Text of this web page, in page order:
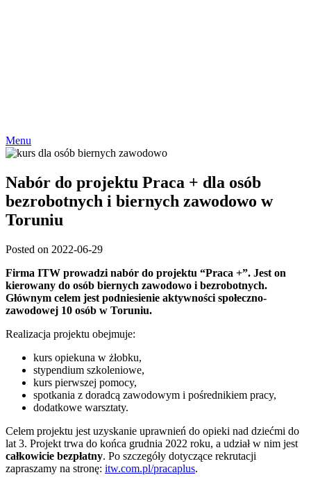
Menu
Nabór do projektu Praca + dla osób
bezrobotnych i biernych zawodowo w
Toruniu
Posted on 2022-06-29
Firma ITW prowadzi nabór do projektu “Praca +”. Jest on
kierowany do osób biernych zawodowo i bezrobotnych.
Głównym celem jest podniesienie aktywności społeczno-
zawodowej 10 osób w Toruniu.
Realizacja projektu obejmuje:
kurs opiekuna w żłobku,
stypendium szkoleniowe,
kurs pierwszej pomocy,
spotkania z doradcą zawodowym i pośrednikiem pracy,
dodatkowe warsztaty.
Celem projektu jest uzyskanie uprawnień do opieki nad dziećmi do
lat 3. Projekt trwa do końca grudnia 2022 roku, a udział w nim jest
całkowicie bezpłatny. Po szczegóły dotyczące rekrutacji
zapraszamy na stronę: itw.com.pl/pracaplus.